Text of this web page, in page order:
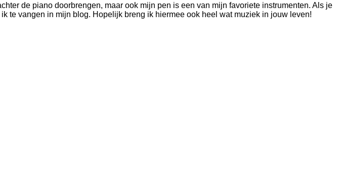
de piano doorbrengen, maar ook mijn pen is een van mijn favoriete instrumenten. Als je
te vangen in mijn blog. Hopelijk breng ik hiermee ook heel wat muziek in jouw leven!